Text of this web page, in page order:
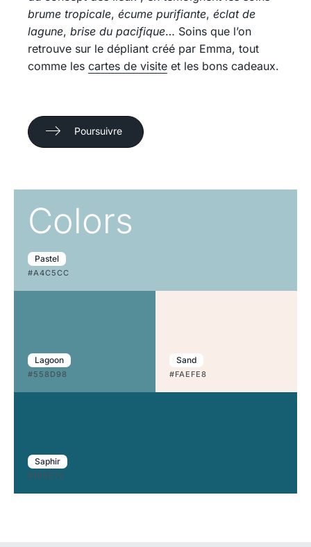
brume tropicale, écume purifiante, éclat de
lagune, brise du pacifique… Soins que l’on
retrouve sur le dépliant créé par Emma, tout
comme les cartes de visite et les bons cadeaux.
Poursuivre
Colors
Pastel
#A4C5CC
Lagoon
#558D98
Sand
#FAEFE8
Saphir
#165E72